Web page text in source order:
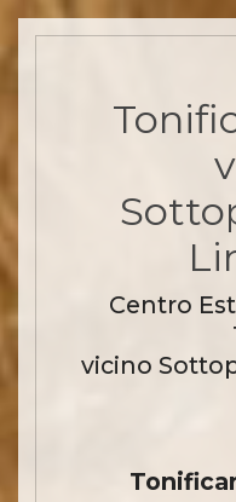
Centro
vicino